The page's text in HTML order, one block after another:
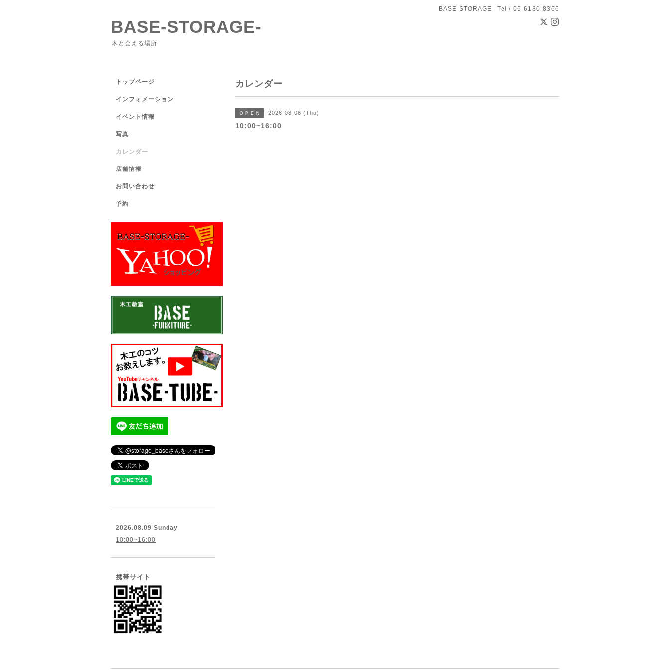
BASE-STORAGE- Tel / 06-6180-8366
BASE-STORAGE-
木と会える場所
カレンダー
ＯＰＥＮ 2026-08-06 (Thu)
10:00~16:00
トップページ
インフォメーション
イベント情報
写真
カレンダー
店舗情報
お問い合わせ
予約
2026.08.09 Sunday
10:00~16:00
携帯サイト